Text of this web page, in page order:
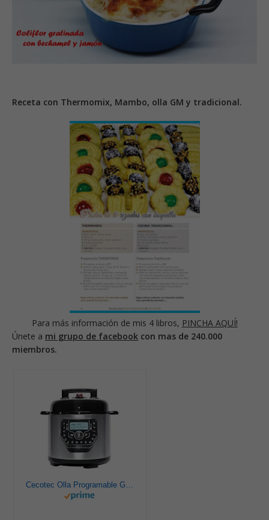
Receta con Thermomix, Mambo, olla GM y tradicional.
Para más información de mis 4 libros, PINCHA AQUÍ!
Únete a mi grupo de facebook con mas de 240.000
miembros.